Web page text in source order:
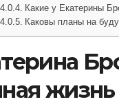
Какие у Екатерины
Каковы планы на
жизнь